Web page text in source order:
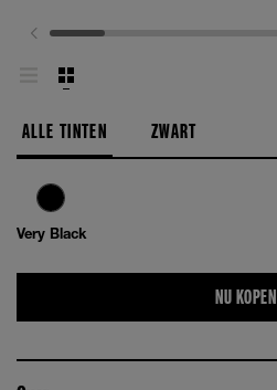
ALLE TINTEN ZWART
Very Black
NU KOPEN